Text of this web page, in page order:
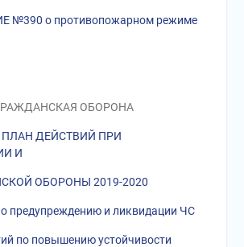
№390 о противопожарном режиме
ОБОРОНА
ДЕЙСТВИЙ ПРИ
И
ОБОРОНЫ 2019-2020
предупреждению и ликвидации ЧС
по повышению устойчивости